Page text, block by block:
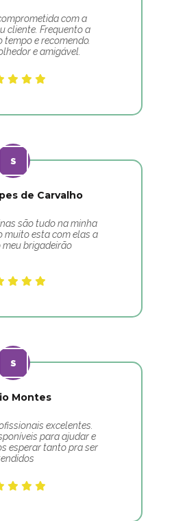
com a
cliente. Frequento a
e recomendo.
e amigável.
de Carvalho
são tudo na minha
muito esta com elas a
meu brigadeirão
Montes
excelentes.
para ajudar e
esperar tanto pra ser